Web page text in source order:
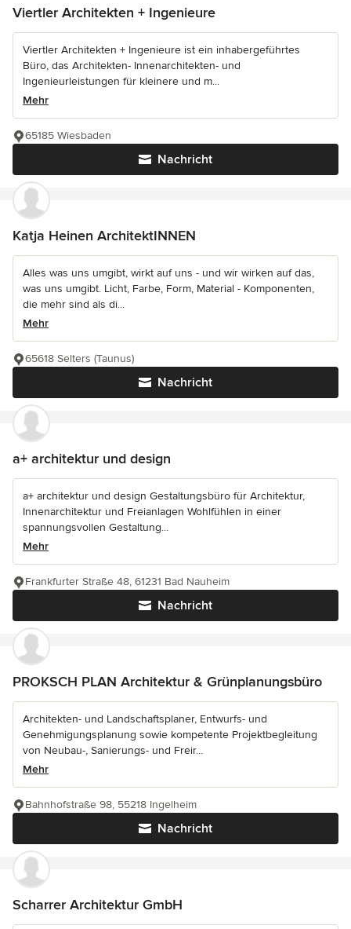
Viertler Architekten + Ingenieure
Viertler Architekten + Ingenieure ist ein inhabergeführtes
Büro, das Architekten- Innenarchitekten- und
Ingenieurleistungen für kleinere und m...
Mehr
Nachricht
65185 Wiesbaden
Katja Heinen ArchitektINNEN
Alles was uns umgibt, wirkt auf uns - und wir wirken auf das,
was uns umgibt. Licht, Farbe, Form, Material - Komponenten,
die mehr sind als di...
Mehr
Nachricht
65618 Selters (Taunus)
a+ architektur und design
a+ architektur und design Gestaltungsbüro für Architektur,
Innenarchitektur und Freianlagen Wohlfühlen in einer
spannungsvollen Gestaltung...
Mehr
Nachricht
Frankfurter Straße 48, 61231 Bad Nauheim
PROKSCH PLAN Architektur & Grünplanungsbüro
Architekten- und Landschaftsplaner, Entwurfs- und
Genehmigungsplanung sowie kompetente Projektbegleitung
von Neubau-, Sanierungs- und Freir...
Mehr
Nachricht
Bahnhofstraße 98, 55218 Ingelheim
Scharrer Architektur GmbH